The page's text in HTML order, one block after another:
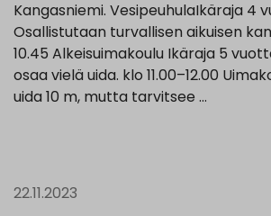
Kangasniemi. VesipeuhulaIkäraja 4
Osallistutaan turvallisen aikuisen
10.45 Alkeisuimakoulu Ikäraja 5
osaa vielä uida. klo 11.00–12.00
uida 10 m, mutta tarvitsee …
22.11.2023